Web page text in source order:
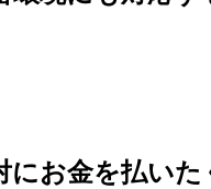
お金を払いた